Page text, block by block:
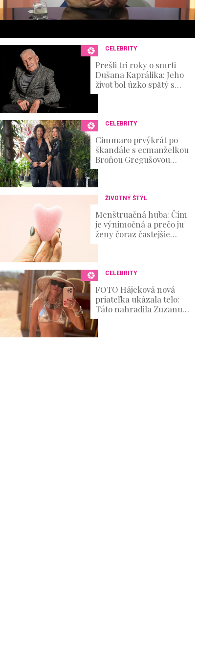
CELEBRITY
Prešli tri roky o smrti
Dušana Kaprálika: Jeho
život bol úzko spätý s
divadlom, no nechýbali v
skúšky
CELEBRITY
Cimmaro prvýkrát po
škandále s ecmanželkou
Broňou Gregušovou
prvýkrát prehovoril:
Existenčné problémy
ŽIVOTNÝ ŠTÝL
Menštruačná huba: Čím
je výnimočná a prečo ju
ženy čoraz častejšie
skúšajú?
CELEBRITY
FOTO Hájeková nová
priateľka ukázala telo:
Táto nahradila Zuzanu
Belohorcovú